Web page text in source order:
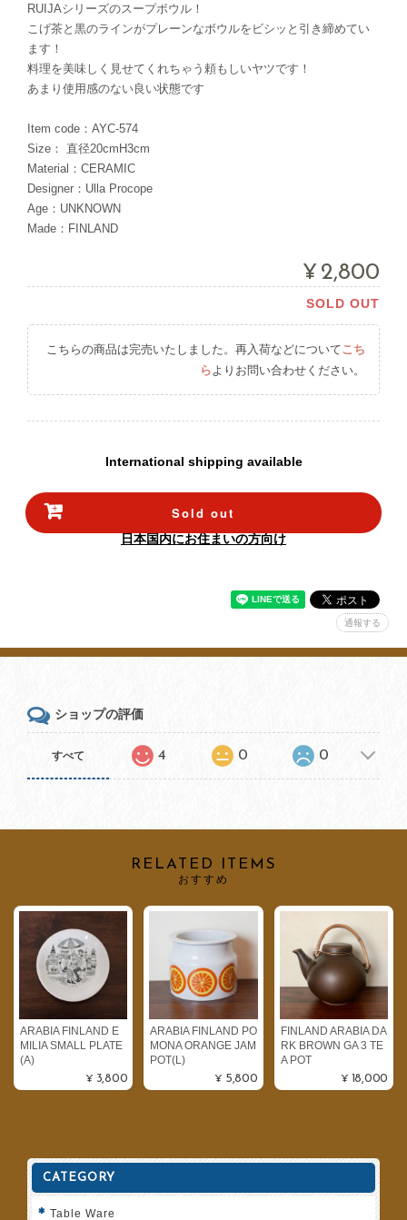
RUIJAシリーズのスープボウル！
こげ茶と黒のラインがプレーンなボウルをビシッと引き締めてい
ます！
料理を美味しく見せてくれちゃう頼もしいヤツです！
あまり使用感のない良い状態です
Item code：AYC-574
Size： 直径20cmH3cm
Material：CERAMIC
Designer：Ulla Procope
Age：UNKNOWN
Made：FINLAND
¥2,800
SOLD OUT
こちらの商品は完売いたしました。再入荷などについてこち
ら よりお問い合わせください。
International shipping available
Sold out
日本国内にお住まいの方向け
通報する
ショップの評価
すべて 4 0 0
RELATED ITEMS
おすすめ
ARABIA FINLAND E
MILIA SMALL PLATE
(A)
¥3,800
ARABIA FINLAND PO
MONA ORANGE JAM
POT(L)
¥5,800
FINLAND ARABIA DA
RK BROWN GA 3 TE
A POT
¥18,000
CATEGORY
Table Ware